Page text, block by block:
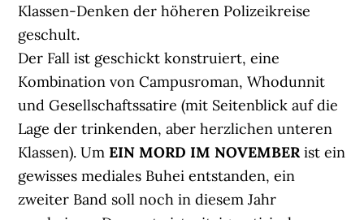
Klassen-Denken der höheren Polizeikreise
geschult.
Der Fall ist geschickt konstruiert, eine
Kombination von Campusroman, Whodunnit
und Gesellschaftssatire (mit Seitenblick auf die
Lage der trinkenden, aber herzlichen unteren
Klassen). UmEIN MORD IM NOVEMBERist ein
gewisses mediales Buhei entstanden, ein
zweiter Band soll noch in diesem Jahr